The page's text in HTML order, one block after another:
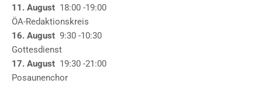
11. August 18:00 -19:00
ÖA-Redaktionskreis
16. August 9:30 -10:30
Gottesdienst
17. August 19:30 -21:00
Posaunenchor